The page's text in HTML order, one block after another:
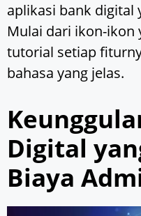
aplikasi bank digital
Mulai dari ikon-ikon
tutorial setiap
bahasa yang jelas.
Digital
Biaya